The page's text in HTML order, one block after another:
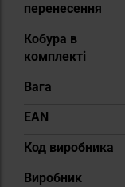
перенесення
Кобура в
комплекті
Вага
EAN
Код виробника
Виробник